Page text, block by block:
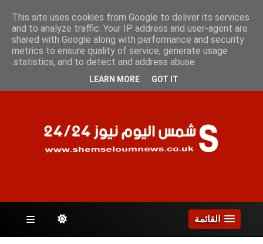
السبت 8 أغسطس 2026
الصفحات
القائمة
This site uses cookies from Google to deliver its services
and to analyze traffic. Your IP address and user-agent are
shared with Google along with performance and security
metrics to ensure quality of service, generate usage
statistics, and to detect and address abuse.
LEARN MORE GOT IT